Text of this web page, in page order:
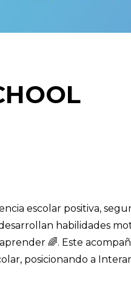
escolar positiva,
habilidades
🌈. Este
posicionando a